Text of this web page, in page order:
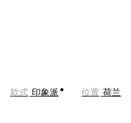
款式 印象派 位置 荷兰